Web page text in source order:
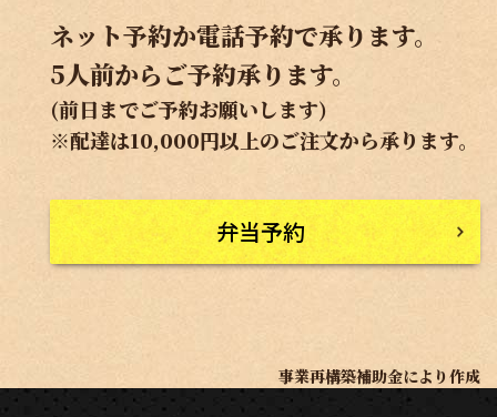
ネット予約か電話予約で承ります。
5人前からご予約承ります。
(前日までご予約お願いします)
※配達は10,000円以上のご注文から承ります。
弁当予約
事業再構築補助金により作成